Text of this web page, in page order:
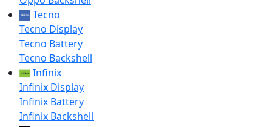
Tecno
Tecno Display
Tecno Battery
Tecno Backshell
Infinix
Infinix Display
Infinix Battery
Infinix Backshell